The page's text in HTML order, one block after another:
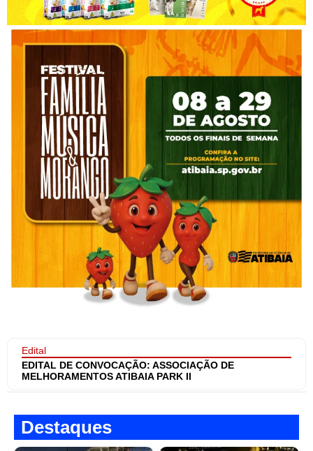
Edital
EDITAL DE CONVOCAÇÃO: ASSOCIAÇÃO DE
MELHORAMENTOS ATIBAIA PARK II
Destaques